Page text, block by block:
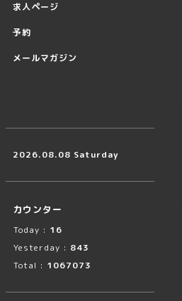
求人ページ
予約
メールマガジン
2026.08.08 Saturday
カウンター
Today : 16
Yesterday : 843
Total : 1067073